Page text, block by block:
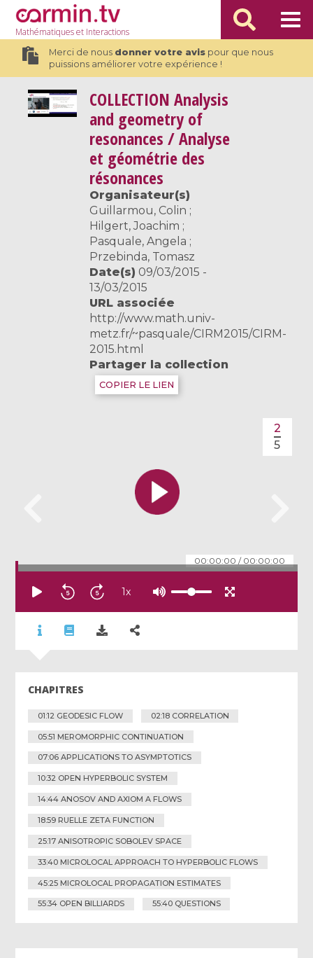
Mathématiqueset Interactions
Merci de nous donner votre avispour que nous
puissions améliorer votre expérience !
COLLECTION Analysis
and geometry of
resonances / Analyse
et géométrie des
résonances
Organisateur(s)
Guillarmou, Colin ;
Hilgert, Joachim ;
Pasquale, Angela ;
Przebinda, Tomasz
Date(s) 09/03/2015 -
13/03/2015
URL associée
http://www.math.univ-
metz.fr/~pasquale/CIRM2015/CIRM-
2015.html
Partager la collection
COPIER LE LIEN
00:00:00 / 00:00:00
2
5
1x
CHAPITRES
01:12 GEODESIC FLOW 02:18 CORRELATION
05:51 MEROMORPHIC CONTINUATION
07:06 APPLICATIONS TO ASYMPTOTICS
10:32 OPEN HYPERBOLIC SYSTEM
14:44 ANOSOV AND AXIOM A FLOWS
18:59 RUELLE ZETA FUNCTION
25:17 ANISOTROPIC SOBOLEV SPACE
33:40 MICROLOCAL APPROACH TO HYPERBOLIC FLOWS
45:25 MICROLOCAL PROPAGATION ESTIMATES
55:34 OPEN BILLIARDS 55:40 QUESTIONS